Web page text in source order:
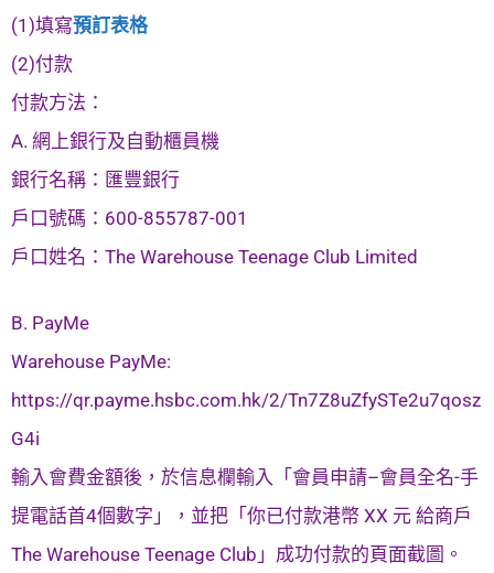
(1)填寫預訂表格
(2)付款
付款方法：
A. 網上銀行及自動櫃員機
銀行名稱：匯豐銀行
戶口號碼：600-855787-001
戶口姓名：The Warehouse Teenage Club Limited
B. PayMe
Warehouse PayMe:
https://qr.payme.hsbc.com.hk/2/Tn7Z8uZfySTe2u7qosz
G4i
輸入會費金額後，於信息欄輸入「會員申請–會員全名-手
提電話首4個數字」，並把「你已付款港幣 XX 元 給商戶
The Warehouse Teenage Club」成功付款的頁面截圖。